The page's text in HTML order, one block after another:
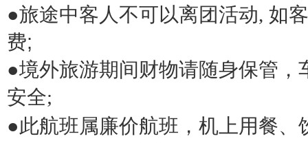
●旅途中客人不可以离团活动, 如
费;
●境外旅游期间财物请随身保管
安全;
●此航班属廉价航班，机上用餐